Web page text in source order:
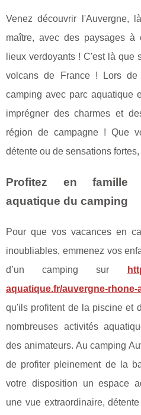
Venez découvrir l'Auvergne,
maître, avec des paysages
lieux verdoyants ! C'est là que
volcans de France ! Lors
camping avec parc aquatique
imprégner des charmes et
région de campagne ! Que
détente ou de sensations
Profitez en famille
aquatique du camping
Pour que vos vacances en
inoubliables, emmenez vos
d’un camping sur
aquatique.fr/auvergne-rhone-
qu'ils profitent de la piscine et
nombreuses activités
des animateurs. Au camping
de profiter pleinement de la
votre disposition un espace
une vue extraordinaire,